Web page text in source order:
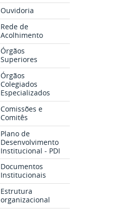
Ouvidoria
Rede de
Acolhimento
Órgãos
Superiores
Órgãos
Colegiados
Especializados
Comissões e
Comitês
Plano de
Desenvolvimento
Institucional - PDI
Documentos
Institucionais
Estrutura
organizacional